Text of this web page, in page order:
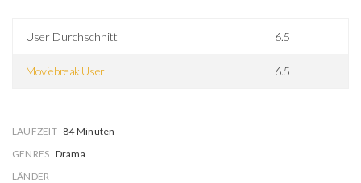
User Durchschnitt 6.5
Moviebreak User 6.5
LAUFZEIT 84 Minuten
GENRES Drama
LÄNDER